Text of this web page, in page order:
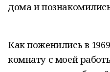
дома и
Как поженились в
комнату с моей